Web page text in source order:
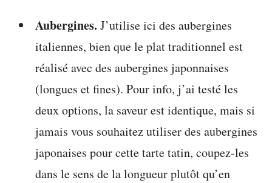
Aubergines. J’utilise ici des aubergines
italiennes, bien que le plat traditionnel est
réalisé avec des aubergines japonnaises
(longues et fines). Pour info, j’ai testé les
deux options, la saveur est identique, mais si
jamais vous souhaitez utiliser des aubergines
japonaises pour cette tarte tatin, coupez-les
dans le sens de la longueur plutôt qu’en